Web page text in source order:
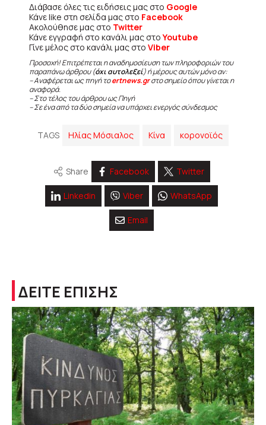
Διάβασε όλες τις ειδήσεις μας στο Google
Κάνε like στη σελίδα μας στο Facebook
Ακολούθησε μας στο Twitter
Κάνε εγγραφή στο κανάλι μας στοYoutube
Γίνε μέλος στο κανάλι μας στο Viber
Προσοχή! Επιτρέπεται η αναδημοσίευση των πληροφοριών του
παραπάνω άρθρου (όχι αυτολεξεί) ή μέρους αυτών μόνο αν:
– Αναφέρεται ως πηγή τοertnews.grστο σημείο όπου γίνεται η
αναφορά.
– Στο τέλος του άρθρου ως Πηγή
– Σε ένα από τα δύο σημεία να υπάρχει ενεργός σύνδεσμος
TAGS Ηλίας Μόσιαλος Κίνα κορονοϊός
Share Facebook Twitter
Linkedin Viber WhatsApp
Email
ΔΕΙΤΕ ΕΠΙΣΗΣ